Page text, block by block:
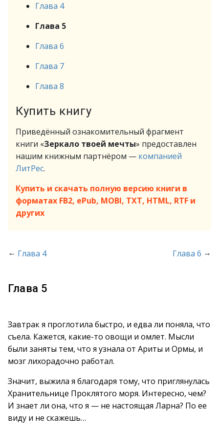
Глава 4
Глава 5
Глава 6
Глава 7
Глава 8
Купить книгу
Приведённый ознакомительный фрагмент
книги «Зеркало твоей мечты» предоставлен
нашим книжным партнёром — компанией
ЛитРес.
Купить и скачать полную версию книги в
форматах FB2, ePub, MOBI, TXT, HTML, RTF и
других
← Глава 4 Глава 6 →
Глава 5
Завтрак я проглотила быстро, и едва ли поняла, что
съела. Кажется, какие-то овощи и омлет. Мысли
были заняты тем, что я узнала от Ариты и Ормы, и
мозг лихорадочно работал.
Значит, выжила я благодаря тому, что приглянулась
Хранительнице Проклятого моря. Интересно, чем?
И знает ли она, что я — не настоящая Ларна? По ее
виду и не скажешь…